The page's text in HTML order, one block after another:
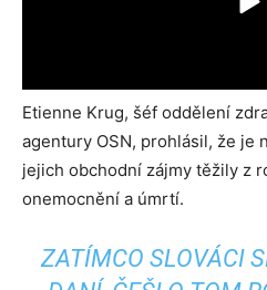
Etienne Krug, šéf oddělení
agentury OSN, prohlásil, že je
jejich obchodní zájmy těžily z
onemocnění a úmrtí.
ZATÍMCO SLOVÁCI